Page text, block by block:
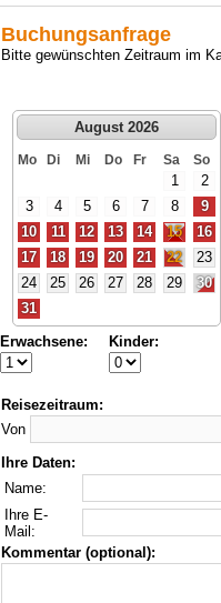
Buchungsanfrage
Bitte gewünschten Zeitraum im
August 2026
Mo Di Mi Do Fr Sa So
1
2
3
4 5 6 7 8
9
10
11 12 13 14 15
16
17
18 19 20 21 22
23
24
25 26 27 28 29
30
31
Erwachsene: Kinder:
Reisezeitraum:
Von
Ihre Daten:
Name:
Ihre E-
Mail:
Kommentar (optional):